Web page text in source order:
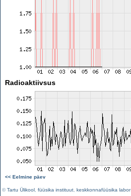
Radioaktiivsus
<< Eelmine päev
©Tartu Ülikool füüsika instituut keskkonnafüüsika labor